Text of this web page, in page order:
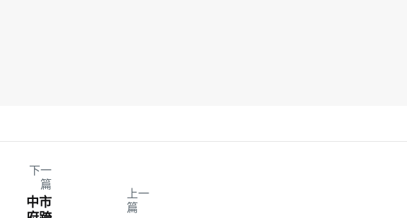
上一
篇
下一
篇
中市